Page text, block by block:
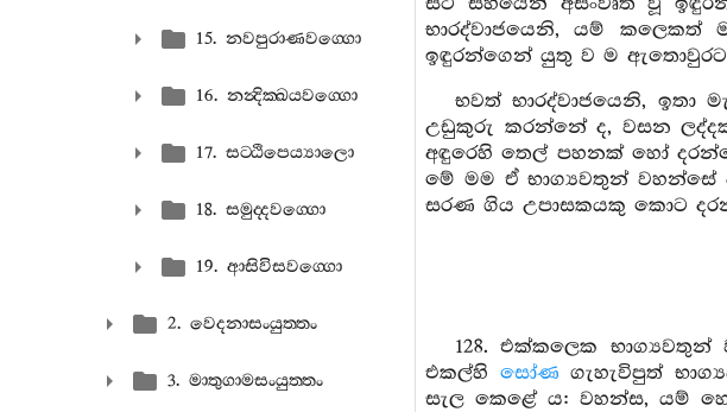
15. නවපුරාණවග‍්ගො
16. නන්‍දික‍්ඛයවග‍්ගො
17. සට‍්ඨිපෙය්‍යාලො
18. සමුද‍්දවග‍්ගො
19. ආසිවිසවග‍්ගො
2. වෙදනාසංයුත‍්තං
3. මාතුගාමසංයුත‍්තං
භාරද්වාජයෙනි, යම්
ඉඳුරන්ගෙන් යුතු ව ම
භවත් භාරද්වාජයෙනි, ඉතා
උඩුකුරු කරන්නේ ද, වසන
අඳුරෙහි තෙල් පහනක් හෝ
මේ මම ඒ භාග්‍යවතුන් වහන්සේ
සරණ ගිය උපාසකයකු කොට
128. එක්කලෙක
එකල්හි සෝණ ගැහැවිපුත්
සැල කෙළේ ය: වහන්ස, යම්